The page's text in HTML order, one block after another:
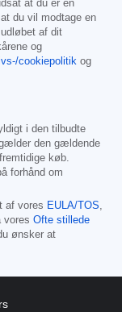
at du er en
du vil modtage en
af dit
og
cookiepolitik og
i den tilbudte
den gældende
køb.
forhånd om
af vores EULA/TOS,
vores Ofte stillede
ønsker at